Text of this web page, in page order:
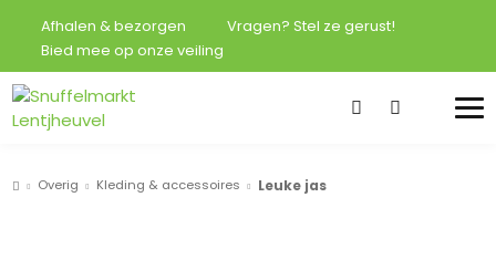
Afhalen & bezorgen
Vragen? Stel ze gerust!
Bied mee op onze veiling
Overig Kleding & accessoires Leuke jas